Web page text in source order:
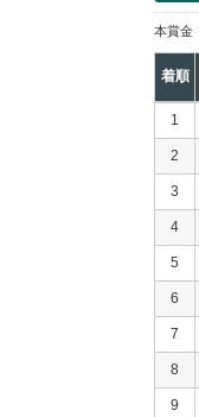
本賞金
着順
1
2
3
4
5
6
7
8
9